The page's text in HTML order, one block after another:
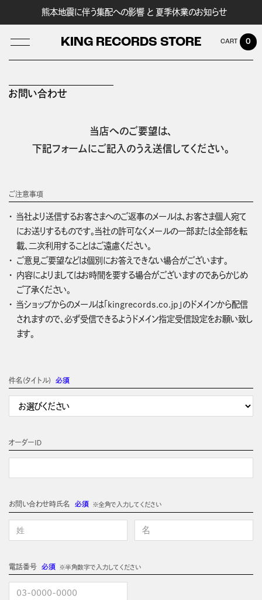
熊本地震に伴う集配への影響 と 夏季休業のお知らせ
KING RECORDS STORE 0
お問い合わせ
当店へのご要望は、
下記フォームにご記入のうえ送信してください。
ご注意事項
当社より送信するお客さまへのご返事のメールは、お客さま個人宛て
にお送りするものです。当社の許可なくメールの一部または全部を転
載、二次利用することはご遠慮ください。
ご意見ご要望などは個別にお答えできない場合がございます。
内容によりましてはお時間を要する場合がございますのであらかじめ
ご了承ください。
当ショップからのメールは「kingrecords.co.jp」のドメインから配信
されますので、必ず受信できるようドメイン指定受信設定をお願い致し
ます。
件名(タイトル) 必須
オーダーＩＤ
お問い合わせ時氏名 必須 ※全角で入力してください
電話番号必須 ※半角数字で入力してください